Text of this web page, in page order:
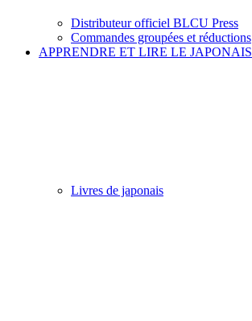
Distributeur officiel BLCU Press
Commandes groupées et réductions
APPRENDRE ET LIRE LE JAPONAIS
Livres de japonais